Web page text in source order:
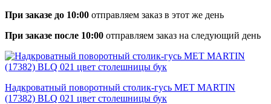
При заказе до 10:00 отправляем заказ в этот же день
При заказе после 10:00 отправляем заказ на следующий день
Надкроватный поворотный столик-гусь МЕТ MARTIN
(17382) BLQ 021 цвет столешницы бук